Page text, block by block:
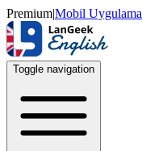
Premium|Mobil Uygulama
Toggle navigation